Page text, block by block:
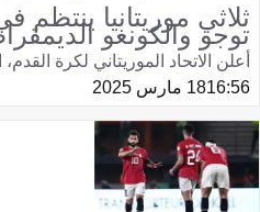
ثلاثي موريتانيا
توجو والكونغو
أعلن الاتحاد الموريتاني لكرة
16:5618 مارس 2025